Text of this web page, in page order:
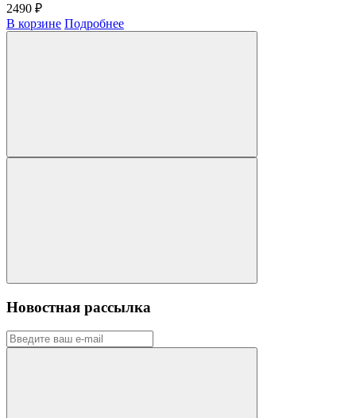
2490 ₽
В корзине Подробнее
Новостная рассылка